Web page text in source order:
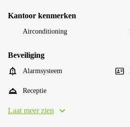
Kantoor kenmerken
Airconditioning
Beveiliging
Alarmsysteem
Receptie
Laat meer zien